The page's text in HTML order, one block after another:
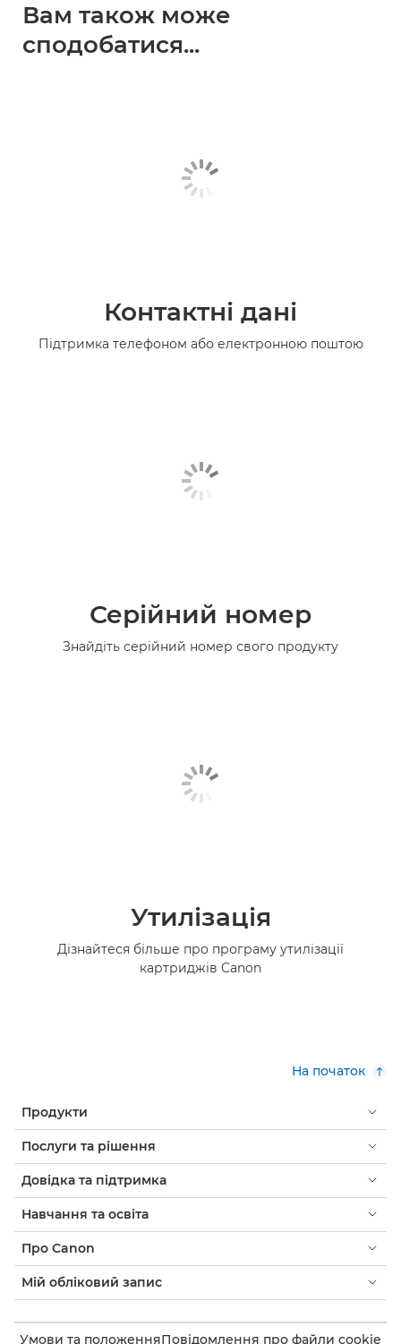
Вам також може
сподобатися...
Контактні дані
Підтримка телефоном або електронною поштою
Серійний номер
Знайдіть серійний номер свого продукту
Утилізація
Дізнайтеся більше про програму утилізації
картриджів Canon
На початок
Продукти
Послуги та рішення
Довідка та підтримка
Навчання та освіта
Про Canon
Мій обліковий запис
Умови та положенняПовідомлення про файли cookie